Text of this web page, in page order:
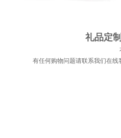
礼品定
有任何购物问题请联系我们在线